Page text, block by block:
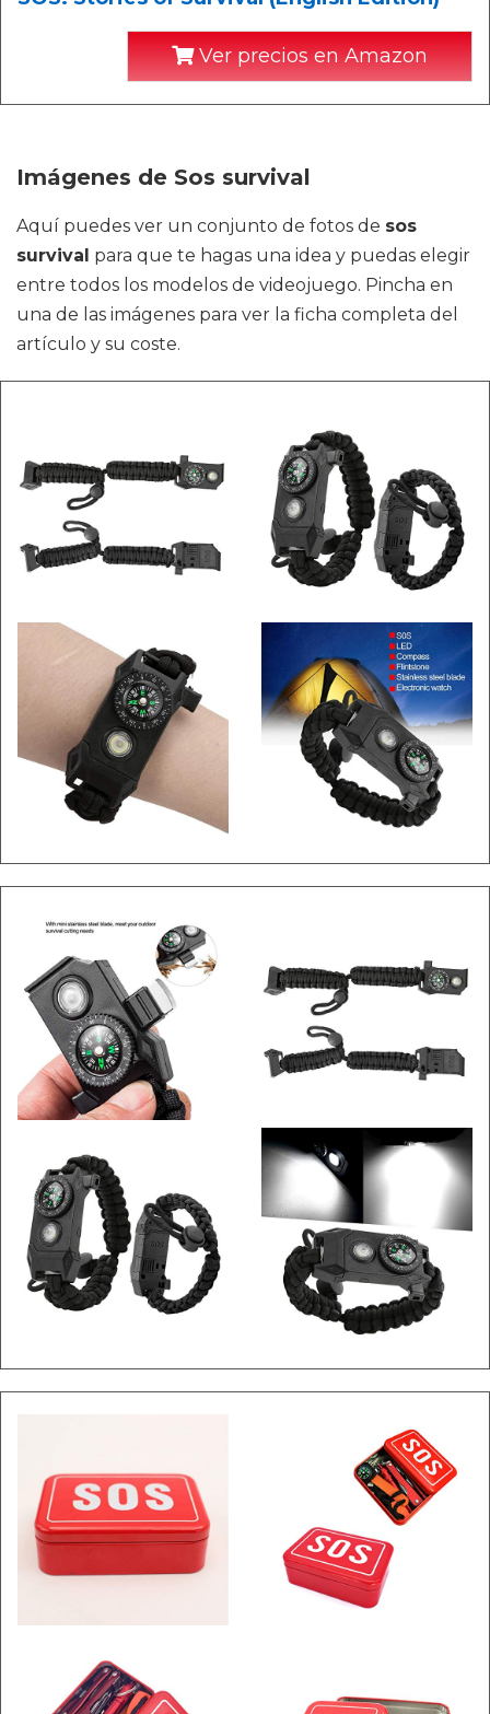
Ver precios en Amazon
Imágenes de Sos survival
Aquí puedes ver un conjunto de fotos de sos
survival para que te hagas una idea y puedas elegir
entre todos los modelos de videojuego. Pincha en
una de las imágenes para ver la ficha completa del
artículo y su coste.